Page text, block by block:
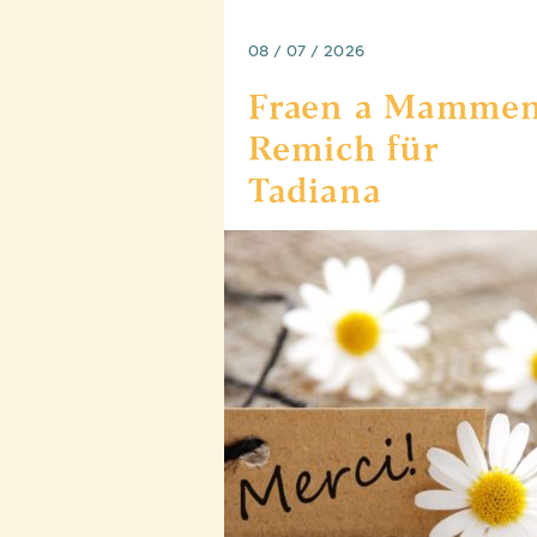
08 / 07 / 2026
Fraen a
Remich für
Tadiana